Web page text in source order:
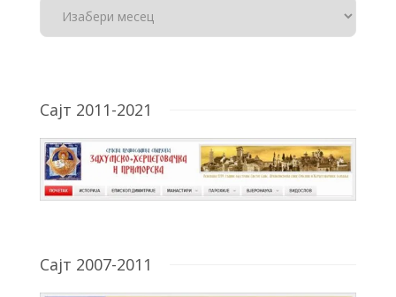
Сајт 2011-2021
Сајт 2007-2011